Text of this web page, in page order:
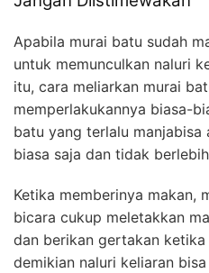
Apabila murai batu sudah
untuk memunculkan naluri
itu, cara meliarkan murai
memperlakukannya biasa-
batu yang terlalu manjabisa
biasa saja dan tidak
Ketika memberinya makan,
bicara cukup meletakkan
dan berikan gertakan
demikian naluri keliaran